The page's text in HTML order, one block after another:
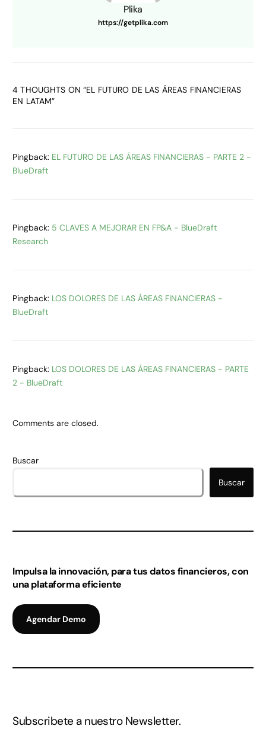
Plika
https://getplika.com
4 THOUGHTS ON “EL FUTURO DE LAS ÁREAS FINANCIERAS
EN LATAM”
Pingback: EL FUTURO DE LAS ÁREAS FINANCIERAS - PARTE 2 -
BlueDraft
Pingback: 5 CLAVES A MEJORAR EN FP&A - BlueDraft
Research
Pingback: LOS DOLORES DE LAS ÁREAS FINANCIERAS -
BlueDraft
Pingback: LOS DOLORES DE LAS ÁREAS FINANCIERAS - PARTE
2 - BlueDraft
Comments are closed.
Buscar
Buscar
Impulsa la innovación, para tus datos financieros, con
una plataforma eficiente
Agendar Demo
Subscribete a nuestro Newsletter.